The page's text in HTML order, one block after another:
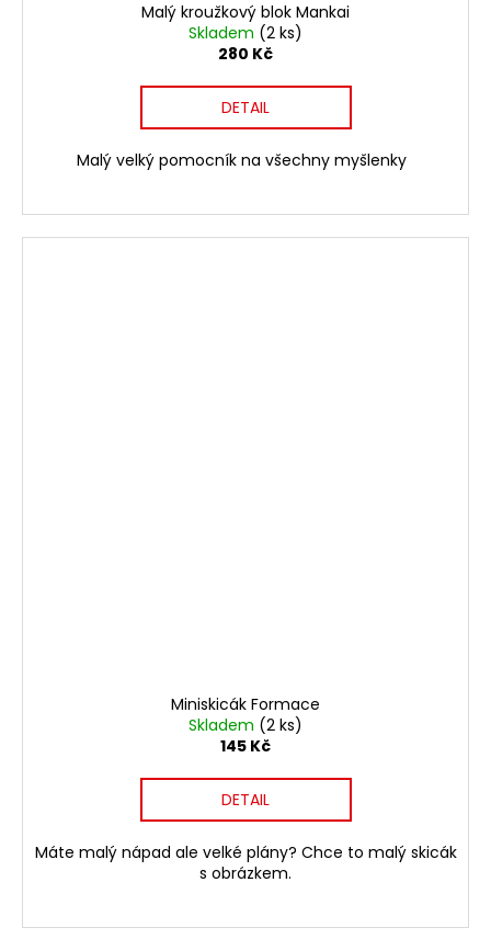
Malý kroužkový blok Mankai
Skladem (2 ks)
280 Kč
DETAIL
Malý velký pomocník na všechny myšlenky
Miniskicák Formace
Skladem (2 ks)
145 Kč
DETAIL
Máte malý nápad ale velké plány? Chce to malý skicák
s obrázkem.